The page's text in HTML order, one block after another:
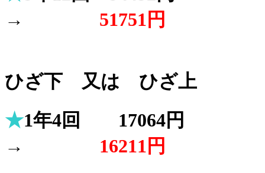
→
51751円
ひざ下 又は ひざ上
★1年4回 17064円
→
16211円